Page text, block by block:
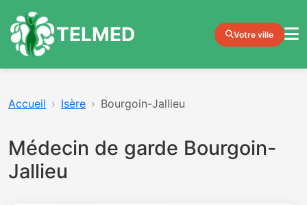
TELMED Votre ville
Accueil Isère Bourgoin-Jallieu
Médecin de garde Bourgoin-
Jallieu